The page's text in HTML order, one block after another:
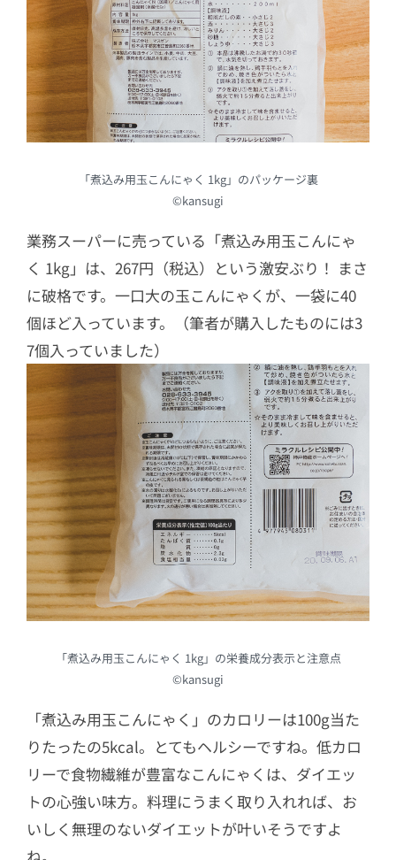
「煮込み用玉こんにゃく 1kg」のパッケージ裏
©kansugi
業務スーパーに売っている「煮込み用玉こんにゃ
く 1kg」は、267円（税込）という激安ぶり！ まさ
に破格です。一口大の玉こんにゃくが、一袋に40
個ほど入っています。（筆者が購入したものには3
7個入っていました）
「煮込み用玉こんにゃく 1kg」の栄養成分表示と注意点
©kansugi
「煮込み用玉こんにゃく」のカロリーは100g当た
りたったの5kcal。とてもヘルシーですね。低カロ
リーで食物繊維が豊富なこんにゃくは、ダイエッ
トの心強い味方。料理にうまく取り入れれば、お
いしく無理のないダイエットが叶いそうですよ